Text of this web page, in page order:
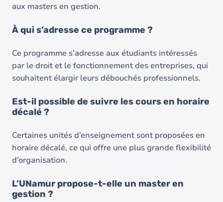
aux masters en gestion.
À qui s’adresse ce programme ?
Ce programme s’adresse aux étudiants intéressés
par le droit et le fonctionnement des entreprises, qui
souhaitent élargir leurs débouchés professionnels.
Est-il possible de suivre les cours en horaire
décalé ?
Certaines unités d’enseignement sont proposées en
horaire décalé, ce qui offre une plus grande flexibilité
d’organisation.
L’UNamur propose-t-elle un master en
gestion ?